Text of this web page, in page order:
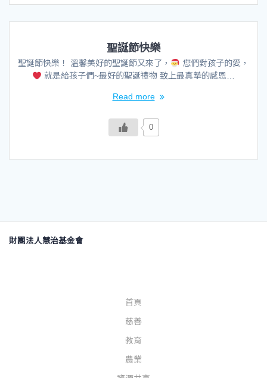
聖誕節快樂
聖誕節快樂！ 溫馨美好的聖誕節又來了，
您們對孩子的愛，
就是給孩子們~最好的聖誕禮物 致上最真摯的感恩…
Read more
0
財團法人慧治基金會
首頁
慈善
教育
農業